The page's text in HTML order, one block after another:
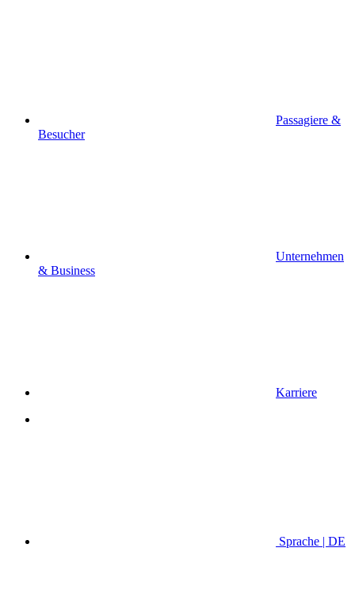
Passagiere &
Besucher
Unternehmen
& Business
Karriere
Sprache | DE